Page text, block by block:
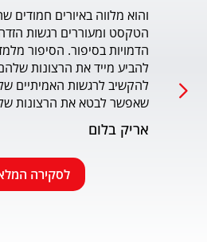
ורגשית בגובה העיניים של
אריק בלום
לסקירה